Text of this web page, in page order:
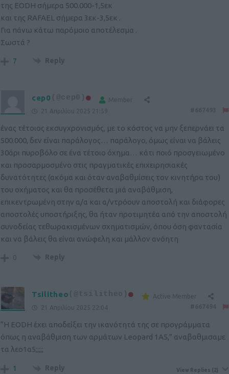
της EODH σήμερα 500.000-1,5εκ
και της RAFAEL σήμερα 3εκ-3,5εκ .
Για πάνω κάτω παρόμοιο αποτέλεσμα .
Σωστά ?
7 Reply
cep0
Member
21 Απριλίου 2025 21:59
ένας τέτοιος εκσυγχρονισμός, με το κόστος να μην ξεπερνάει τα
500.000, δεν είναι παράλογος… παράλογο, όμως είναι να βάλεις
30άρι πυροβόλο σε ένα τέτοιο όχημα… κάτι ποιό προσγειωμένο
και προσαρμοσμένο στις πραγματικές επιχειρησιακές
δυνατότητες (ακόμα και όταν αναβαθμίσεις τον κινητήρα του)
του οχήματος και θα προσέθετα μιά αναβάθμιση,
επικεντρωμένη στην α/α και α/ντρόουν αποστολή και διάφορες
αποστολές υποστήριξης, θα ήταν προτιμητέα από την αποστολή
συνοδείας τεθωρακισμένων σχηματισμών, όπου όση φαντασία
και να βάλεις θα είναι ανώφελη και μάλλον ανόητη
0 Reply
Tsilitheo
Active Member
21 Απριλίου 2025 22:04
“Η EODH έχει αποδείξει την ικανότητά της σε προγράμματα
όπως η αναβάθμιση των αρμάτων Leopard 1A5,” αναβαθμισαμε
τα λεο1α5;;;;;
1 Reply View Replies (2)